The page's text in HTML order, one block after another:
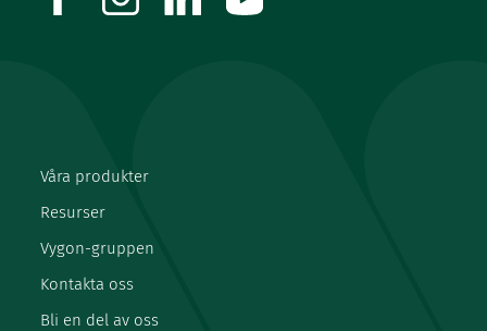
Våra produkter
Resurser
Vygon-gruppen
Kontakta oss
Bli en del av oss